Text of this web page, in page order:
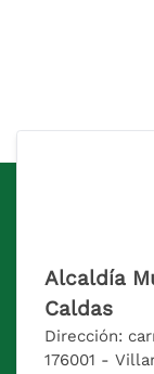
Alcaldía
Caldas
Dirección:
176001 -